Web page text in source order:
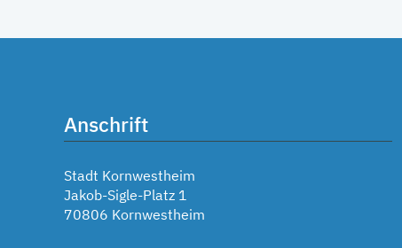
Anschrift
Stadt Kornwestheim
Jakob-Sigle-Platz 1
70806 Kornwestheim